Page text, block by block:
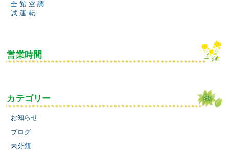
全 館 空 調
試 運 転
営業時間
カテゴリー
お知らせ
ブログ
未分類